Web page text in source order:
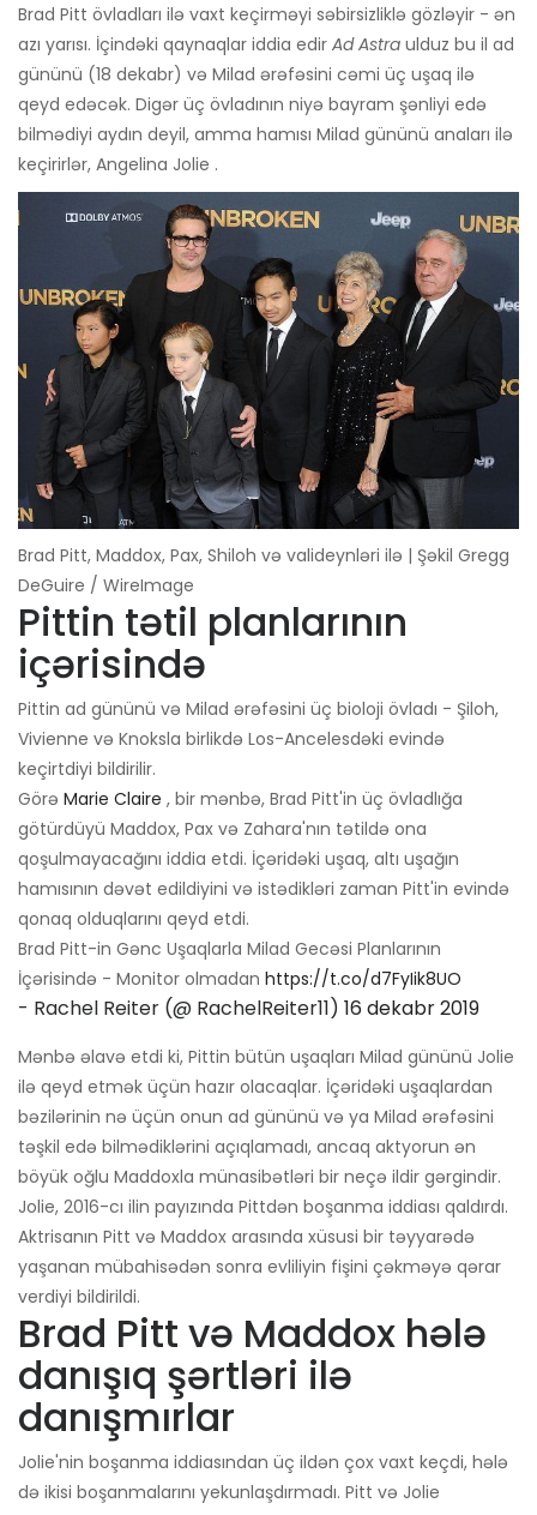
Brad Pitt övladları ilə vaxt keçirməyi səbirsizliklə gözləyir - ən
azı yarısı. İçindəki qaynaqlar iddia edir Ad Astra ulduz bu il ad
gününü (18 dekabr) və Milad ərəfəsini cəmi üç uşaq ilə
qeyd edəcək. Digər üç övladının niyə bayram şənliyi edə
bilmədiyi aydın deyil, amma hamısı Milad gününü anaları ilə
keçirirlər, Angelina Jolie .
Brad Pitt, Maddox, Pax, Shiloh və valideynləri ilə | Şəkil Gregg
DeGuire / WireImage
Pittin tətil planlarının
içərisində
Pittin ad gününü və Milad ərəfəsini üç bioloji övladı - Şiloh,
Vivienne və Knoksla birlikdə Los-Ancelesdəki evində
keçirtdiyi bildirilir.
Görə Marie Claire , bir mənbə, Brad Pitt'in üç övladlığa
götürdüyü Maddox, Pax və Zahara'nın tətildə ona
qoşulmayacağını iddia etdi. İçəridəki uşaq, altı uşağın
hamısının dəvət edildiyini və istədikləri zaman Pitt'in evində
qonaq olduqlarını qeyd etdi.
Brad Pitt-in Gənc Uşaqlarla Milad Gecəsi Planlarının
İçərisində - Monitor olmadan https://t.co/d7FyIik8UO
- Rachel Reiter (@ RachelReiter11) 16 dekabr 2019
Mənbə əlavə etdi ki, Pittin bütün uşaqları Milad gününü Jolie
ilə qeyd etmək üçün hazır olacaqlar. İçəridəki uşaqlardan
bəzilərinin nə üçün onun ad gününü və ya Milad ərəfəsini
təşkil edə bilmədiklərini açıqlamadı, ancaq aktyorun ən
böyük oğlu Maddoxla münasibətləri bir neçə ildir gərgindir.
Jolie, 2016-cı ilin payızında Pittdən boşanma iddiası qaldırdı.
Aktrisanın Pitt və Maddox arasında xüsusi bir təyyarədə
yaşanan mübahisədən sonra evliliyin fişini çəkməyə qərar
verdiyi bildirildi.
Brad Pitt və Maddox hələ
danışıq şərtləri ilə
danışmırlar
Jolie'nin boşanma iddiasından üç ildən çox vaxt keçdi, hələ
də ikisi boşanmalarını yekunlaşdırmadı. Pitt və Jolie